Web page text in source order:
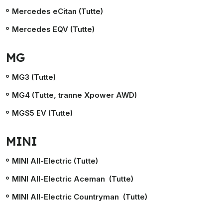
Mercedes eCitan (Tutte)
Mercedes EQV (Tutte)
MG
MG3 (Tutte)
MG4 (Tutte, tranne Xpower AWD)
MGS5 EV (Tutte)
MINI
MINI All-Electric (Tutte)
MINI All-Electric Aceman (Tutte)
MINI All-Electric Countryman (Tutte)